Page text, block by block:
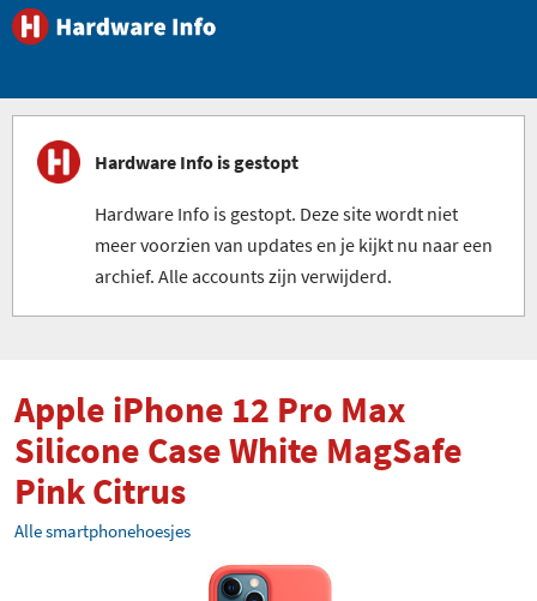
Hardware Info is gestopt
Hardware Info is gestopt. Deze site wordt niet
meer voorzien van updates en je kijkt nu naar een
archief. Alle accounts zijn verwijderd.
Apple iPhone 12 Pro Max
Silicone Case White MagSafe
Pink Citrus
Alle smartphonehoesjes